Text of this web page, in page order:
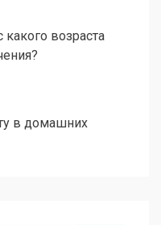
возраста
в домашних